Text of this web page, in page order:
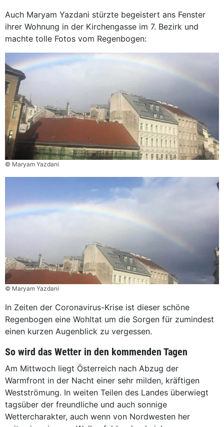
Auch Maryam Yazdani stürzte begeistert ans Fenster
ihrer Wohnung in der Kirchengasse im 7. Bezirk und
machte tolle Fotos vom Regenbogen:
© Maryam Yazdani
© Maryam Yazdani
In Zeiten der Coronavirus-Krise ist dieser schöne
Regenbogen eine Wohltat um die Sorgen für zumindest
einen kurzen Augenblick zu vergessen.
So wird das Wetter in den kommenden Tagen
Am Mittwoch liegt Österreich nach Abzug der
Warmfront in der Nacht einer sehr milden, kräftigen
Westströmung. In weiten Teilen des Landes überwiegt
tagsüber der freundliche und auch sonnige
Wettercharakter, auch wenn von Nordwesten her